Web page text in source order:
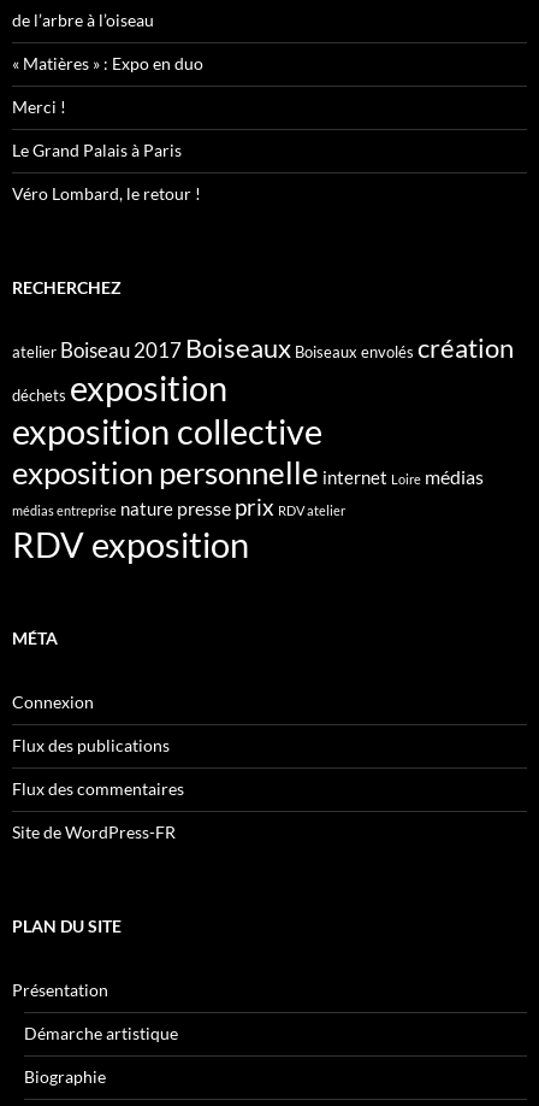
de l’arbre à l’oiseau
« Matières » : Expo en duo
Merci !
Le Grand Palais à Paris
Véro Lombard, le retour !
RECHERCHEZ
atelier Boiseau 2017Boiseaux Boiseaux envolés création
déchets exposition
exposition collective
exposition personnelle internet Loire médias
médias entreprise nature presse prix RDV atelier
RDV exposition
MÉTA
Connexion
Flux des publications
Flux des commentaires
Site de WordPress-FR
PLAN DU SITE
Présentation
Démarche artistique
Biographie